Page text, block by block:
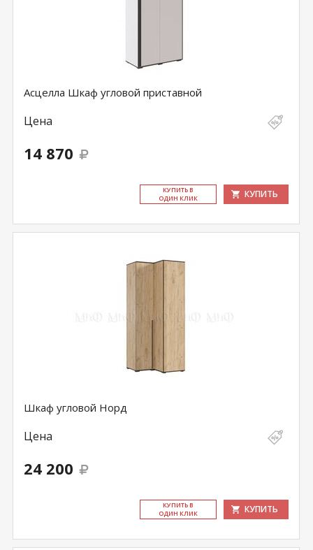
Асцелла Шкаф угловой приставной
Цена
14 870
КУ­ПИТЬ В
ОДИН КЛИК
КУПИТЬ
Шкаф угловой Норд
Цена
24 200
КУ­ПИТЬ В
ОДИН КЛИК
КУПИТЬ